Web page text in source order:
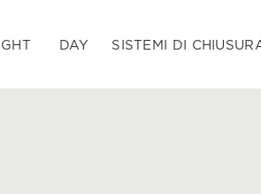
DAY SISTEMI DI